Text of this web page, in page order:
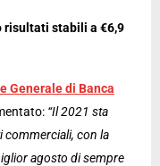
risultati stabili a €6,9
Generale di Banca
“Il 2021 sta
commerciali, con la
agosto di sempre